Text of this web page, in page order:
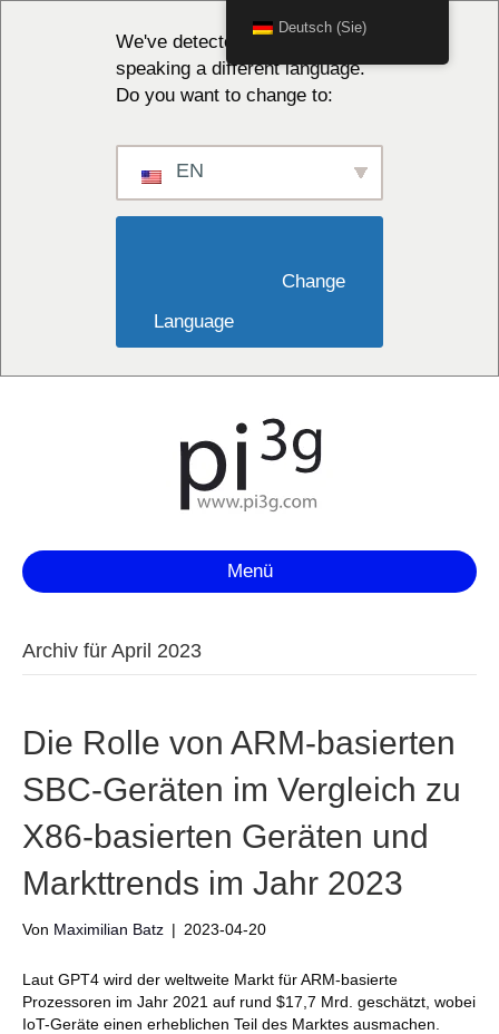
We've detected you might be
speaking a different language.
Do you want to change to:
EN
Language
Menü
Archiv für April 2023
Die Rolle von ARM-basierten
SBC-Geräten im Vergleich zu
X86-basierten Geräten und
Markttrends im Jahr 2023
Von Maximilian Batz | 2023-04-20
Laut GPT4 wird der weltweite Markt für ARM-basierte
Prozessoren im Jahr 2021 auf rund $17,7 Mrd. geschätzt, wobei
IoT-Geräte einen erheblichen Teil des Marktes ausmachen.
Deutsch (Sie)